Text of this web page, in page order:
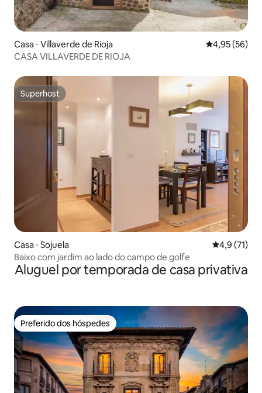
Casa ⋅ Villaverde de Rioja 4,95 de uma
4,95 (56)
CASA VILLAVERDE DE RIOJA
Superhost
Superhost
Casa ⋅ Sojuela 4,9 de uma
4,9 (71)
Baixo com jardim ao lado do campo de golfe
Aluguel por temporada de casa privativa
Preferido dos hóspedes
Preferido dos hóspedes